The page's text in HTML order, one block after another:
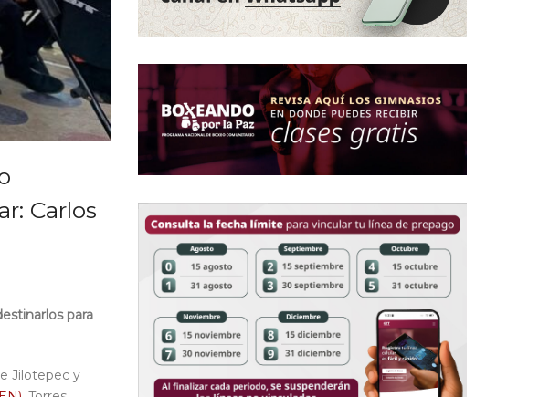
Carlos
para
Jilotepec y